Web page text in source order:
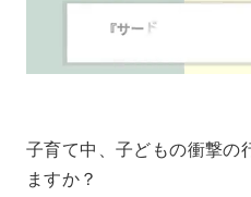
子育て中、子どもの衝撃の
ますか？